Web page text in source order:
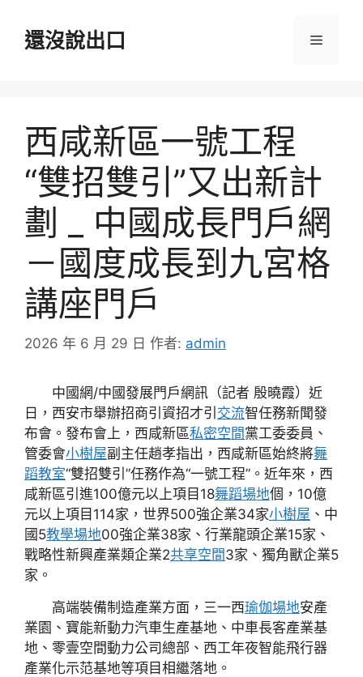
還沒說出口 選
西咸新區一號工程
“雙招雙引”又出新計
劃 _ 中國成長門戶網
－國度成長到九宮格
講座門戶
2026 年 6 月 29 日 作者: admin
中國網/中國發展門戶網訊（記者 殷曉霞）近
日，西安市舉辦招商引資招才引 交流智任務新聞發
布會。發布會上，西咸新區私密空間黨工委委員、
管委會小樹屋副主任趙孝指出，西咸新區始終將舞
蹈教室“雙招雙引”任務作為“一號工程”。近年來，西
咸新區引進100億元以上項目18舞蹈場地個，10億
元以上項目114家，世界500強企業34家小樹屋 、中
國5教學場地00強企業38家、行業龍頭企業15家、
戰略性新興產業類企業2共享空間3家、獨角獸企業5
家。
高端裝備制造產業方面，三一西瑜伽場地安產
業園、寶能新動力汽車生產基地、中車長客產業基
地、零壹空間動力公司總部、西工年夜智能飛行器
產業化示范基地等項目相繼落地。